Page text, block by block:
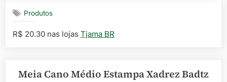
Produtos
R$ 20.30 nas lojas Tjama BR
Meia Cano Médio Estampa Xadrez Badtz